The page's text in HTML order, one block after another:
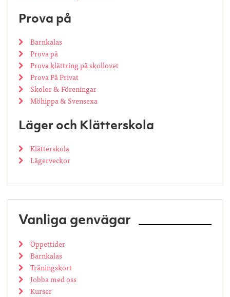
Prova på
Barnkalas
Prova på
Prova klättring på skollovet
Prova På Privat
Skolor & Föreningar
Möhippa & Svensexa
Läger och Klätterskola
Klätterskola
Lägerveckor
Vanliga genvägar
Öppettider
Barnkalas
Träningskort
Jobba med oss
Kurser